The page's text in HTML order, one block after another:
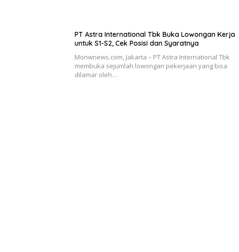
PT Astra International Tbk Buka Lowongan Kerja
untuk S1-S2, Cek Posisi dan Syaratnya
Monwnews.com, Jakarta – PT Astra International Tbk
membuka sejumlah lowongan pekerjaan yang bisa
dilamar oleh…